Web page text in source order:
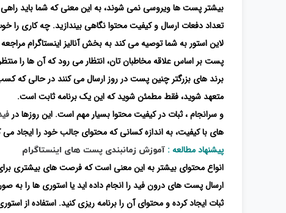
بیشتر پست ها ویروسی نمی شوند، به این معنی که شما باید راهی
تعداد دفعات ارسال و کیفیت محتوا نگاهی بیندازید. چه کاری
لاین استور به شما توصیه می کند به بخش آنالیز اینستاگرام
پست بر اساس علاقه مخاطبان تان، انتظار می رود که آن ها را
برند های بزرگتر چنین پست در روز ارسال می کنند در حالی که
متعهد شوید، فقط مطمئن شوید که این یک برنامه ثابت است.
و سرانجام ، ثبات در کیفیت محتوا بسیار مهم است. این روزها در
های با کیفیت، به اندازه کسانی که محتوای جالب خود را ایجاد
پیشنهاد مطالعه : آموزش زمانبندی پست های اینستاگرام
انواع محتوای بیشتر به این معنی است که فرصت های بیشتری
ارسال پست های درون فید را انجام داده اید یا استوری ها را به
ثبات ایجاد کرده و محتوای آن را برنامه ریزی کنید. استفاده از